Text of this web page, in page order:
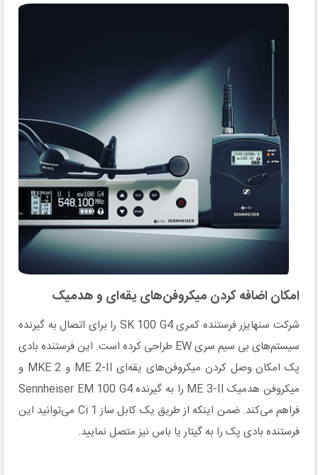
امکان اضافه کردن میکروفن‌های یقه‌ای و هدمیک
شرکت سنهایزر فرستنده کمری SK 100 G4 را برای اتصال به گیرنده
سیستم‌های بی سیم سری EW طراحی کرده است. این فرستنده بادی
پک امکان وصل کردن میکروفن‌های یقه‌ای ME 2-II و MKE 2 و
میکروفن هدمیک ME 3-II را به گیرنده Sennheiser EM 100 G4
فراهم می‌کند. ضمن اینکه از طریق یک کابل ساز Ci 1 می‌توانید این
فرستنده بادی پک را به گیتار یا باس نیز متصل نمایید.